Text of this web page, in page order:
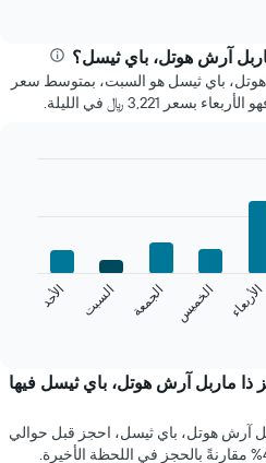
آرش هوتل، باي ثيسل؟
باي ثيسل هو السبت، بمتوسط سعر
الأربعاء الخميس الجمعة السبت الأحد
ماربل آرش هوتل، باي ثيسل فيها
هوتل، باي ثيسل، احجز قبل حوالي